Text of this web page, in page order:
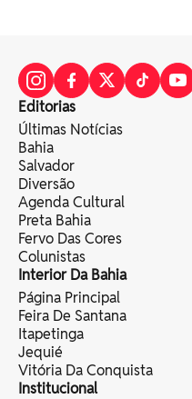
Editorias
Últimas Notícias
Bahia
Salvador
Diversão
Agenda Cultural
Preta Bahia
Fervo Das Cores
Colunistas
Interior Da Bahia
Página Principal
Feira De Santana
Itapetinga
Jequié
Vitória Da Conquista
Institucional